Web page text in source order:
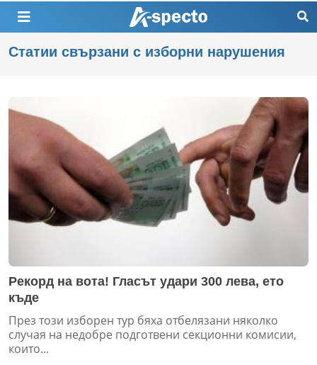
Статии свързани с изборни нарушения
Рекорд на вота! Гласът удари 300 лева, ето
къде
През този изборен тур бяха отбелязани няколко
случая на недобре подготвени секционни комисии,
които...